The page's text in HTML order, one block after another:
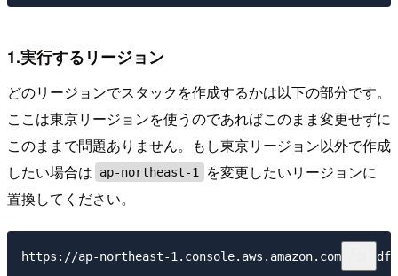
1.実行するリージョン
どのリージョンでスタックを作成するかは以下の部分です。
ここは東京リージョンを使うのであればこのまま変更せずに
このままで問題ありません。もし東京リージョン以外で作成
したい場合は
ap-northeast-1
を変更したいリージョンに
置換してください。